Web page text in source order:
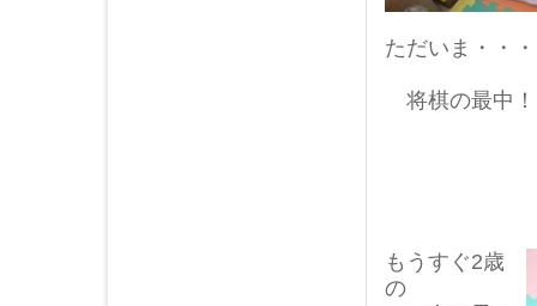
ただいま・・・
将棋の最中
もうすぐ2歳
の